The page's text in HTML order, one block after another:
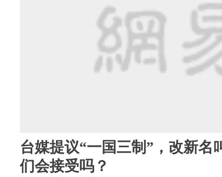
台媒提议“一国三制”，改新名
们会接受吗？